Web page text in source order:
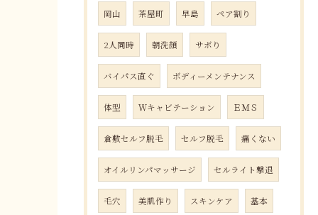
岡山 茶屋町 早島 ペア割り
2人同時 朝洗顔 サボり
バイパス直ぐ ボディーメンテナンス
体型 Ｗキャビテーション ＥＭＳ
倉敷セルフ脱毛 セルフ脱毛 痛くない
オイルリンパマッサージ セルライト撃退
毛穴 美肌作り スキンケア 基本